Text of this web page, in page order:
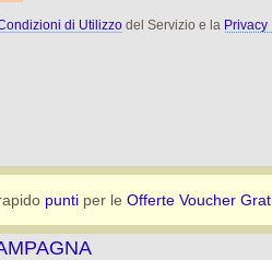
di Utilizzodel Servizio e la Privacy
punti per le Offerte Voucher